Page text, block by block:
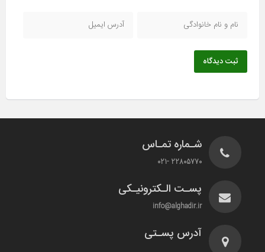
ثبت دیدگاه
شـماره تمـاس
22805770 -021
پسـت الـکترونیـکی
info@alghadir.ir
آدرس پسـتی